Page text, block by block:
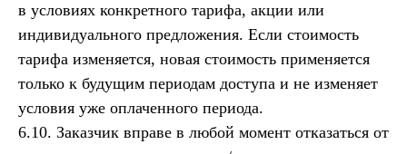
в условиях конкретного тарифа, акции или
индивидуального предложения. Если стоимость
тарифа изменяется, новая стоимость применяется
только к будущим периодам доступа и не изменяет
условия уже оплаченного периода.
6.10. Заказчик вправе в любой момент отказаться от